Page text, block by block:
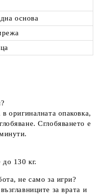
основа
оригиналната опаковка,
Сглобяването е
130 кг.
не само за игри?
за врата и